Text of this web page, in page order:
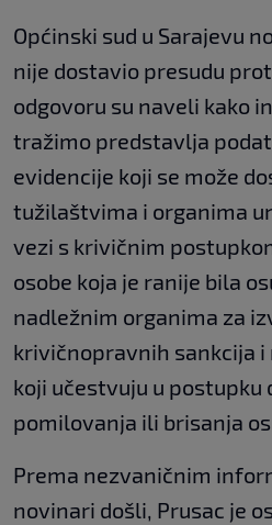
Općinski sud u Sarajevu
nije dostavio presudu
odgovoru su naveli kako
tražimo predstavlja
evidencije koji se može
tužilaštvima i organima
vezi s krivičnim
osobe koja je ranije bila
nadležnim organima za
krivičnopravnih sankcija
koji učestvuju u postupku
pomilovanja ili brisanja
Prema nezvaničnim
novinari došli, Prusac je